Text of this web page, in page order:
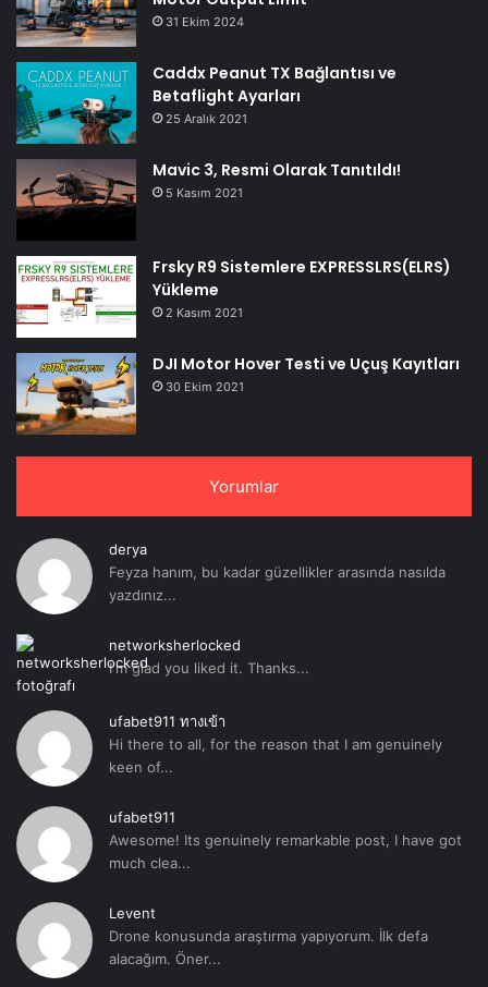
31 Ekim 2024
Caddx Peanut TX Bağlantısı ve
Betaflight Ayarları
25 Aralık 2021
Mavic 3, Resmi Olarak Tanıtıldı!
5 Kasım 2021
Frsky R9 Sistemlere EXPRESSLRS(ELRS)
Yükleme
2 Kasım 2021
DJI Motor Hover Testi ve Uçuş Kayıtları
30 Ekim 2021
Yorumlar
derya
Feyza hanım, bu kadar güzellikler arasında nasılda
yazdınız...
networksherlocked
I'm glad you liked it. Thanks...
ufabet911 ทางเข้า
Hi there to all, for the reason that I am genuinely
keen of...
ufabet911
Awesome! Its genuinely remarkable post, I have got
much clea...
Levent
Drone konusunda araştırma yapıyorum. İlk defa
alacağım. Öner...